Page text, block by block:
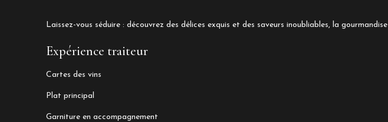
Laissez-vous séduire : découvrez des délices exquis et des saveurs inoubliables, la gourmandise
Expérience traiteur
Cartes des vins
Plat principal
Garniture en accompagnement